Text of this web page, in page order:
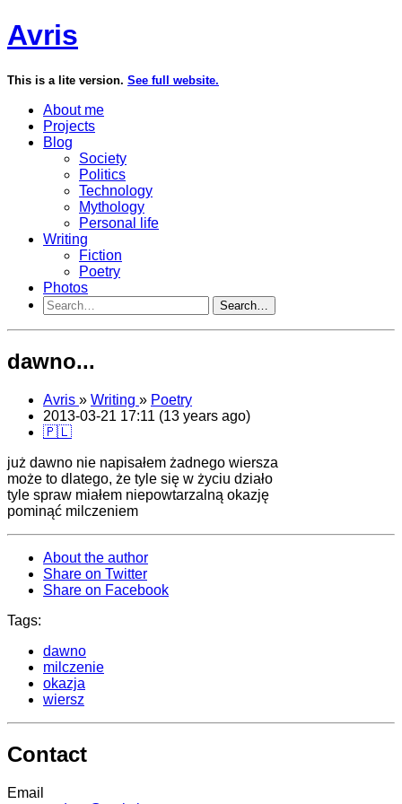
Avris
This is a lite version. See full website.
About me
Projects
Blog
Society
Politics
Technology
Mythology
Personal life
Writing
Fiction
Poetry
Photos
Search…
dawno...
Avris » Writing » Poetry
2013-03-21 17:11 (13 years ago)
🇵🇱
już dawno nie napisałem żadnego wiersza
może to dlatego, że tyle się w życiu działo
tyle spraw miałem niepowtarzalną okazję
pominąć milczeniem
About the author
Share on Twitter
Share on Facebook
Tags:
dawno
milczenie
okazja
wiersz
Contact
Email